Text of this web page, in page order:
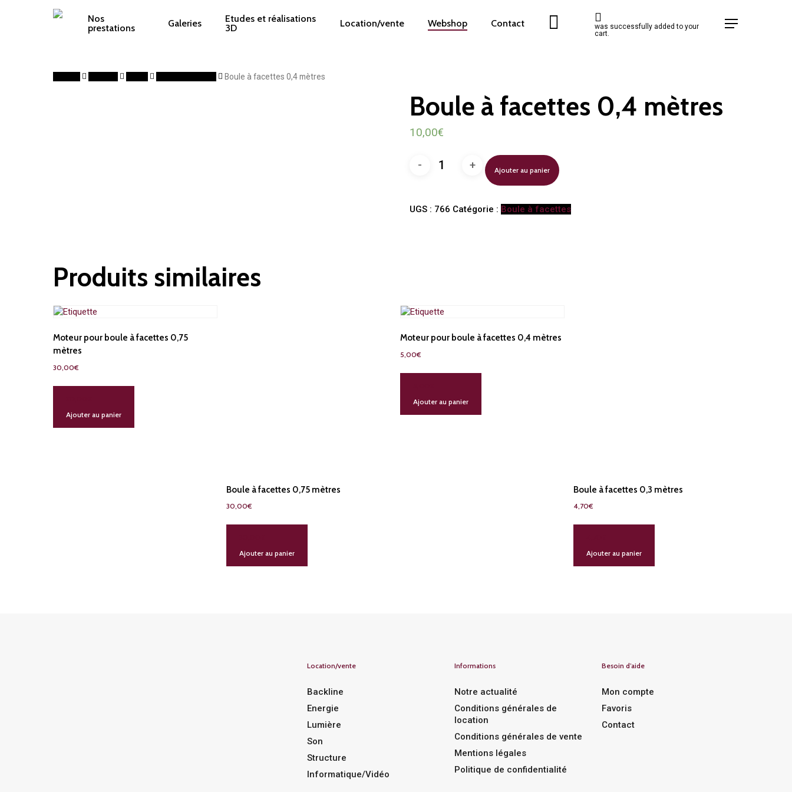
Nos
prestations
Galeries
Etudes et réalisations
3D
Location/vente Webshop Contact
was successfully added to your
cart.
Menu
Boule à facettes 0,4 mètres
Boule à facettes 0,4 mètres
10,00€
quantité
de
facettes
Ajouter au panier
UGS : 766 Catégorie : Boule à facettes
Produits similaires
Moteur pour boule à facettes 0,75
mètres
30,00€
Ajouter au panier
Boule à facettes 0,75 mètres
30,00€
Ajouter au panier
Moteur pour boule à facettes 0,4 mètres
5,00€
Ajouter au panier
Boule à facettes 0,3 mètres
4,70€
Ajouter au panier
Location/vente
Backline
Energie
Lumière
Son
Structure
Informatique/Vidéo
Informations
Notre actualité
Conditions générales de
location
Conditions générales de vente
Mentions légales
Politique de confidentialité
Besoin d’aide
Mon compte
Favoris
Contact